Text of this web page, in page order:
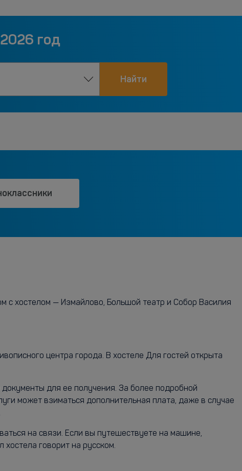
год
Найти
с хостелом — Измайлово, Большой театр и Собор Василия
центра города. В хостеле Для гостей открыта
для ее получения. За более подробной
может взиматься дополнительная плата, даже в случае
на связи. Если вы путешествуете на машине,
говорит на русском.